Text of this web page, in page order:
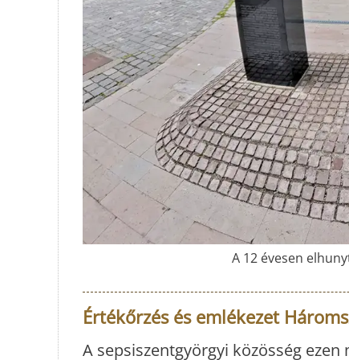
A 12 évesen
Értékőrzés és emlékezet
A sepsiszentgyörgyi közösség